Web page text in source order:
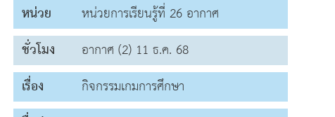
หน่วย
หน่วยการเรียนรู้ที่ 26 อากาศ
ชั่วโมง
อากาศ (2) 11 ธ.ค. 68
เรื่อง
กิจกรรมเกมการศึกษา